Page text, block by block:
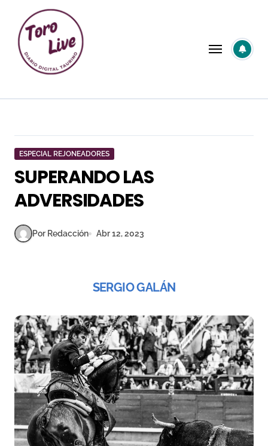
contenido
ESPECIAL REJONEADORES
SUPERANDO LAS
ADVERSIDADES
Por Redacción Abr 12, 2023
SERGIO GALÁN